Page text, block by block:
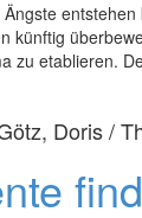
Ängste
künftig
zu etablieren.
Doris /